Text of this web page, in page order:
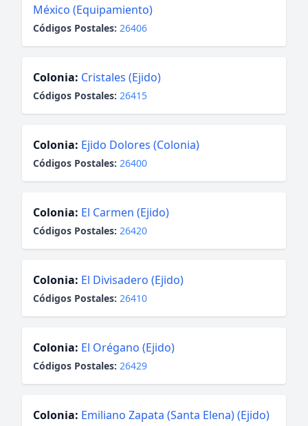
México (Equipamiento)
Códigos Postales: 26406
Colonia: Cristales (Ejido)
Códigos Postales: 26415
Colonia: Ejido Dolores (Colonia)
Códigos Postales: 26400
Colonia: El Carmen (Ejido)
Códigos Postales: 26420
Colonia: El Divisadero (Ejido)
Códigos Postales: 26410
Colonia: El Orégano (Ejido)
Códigos Postales: 26429
Colonia: Emiliano Zapata (Santa Elena) (Ejido)